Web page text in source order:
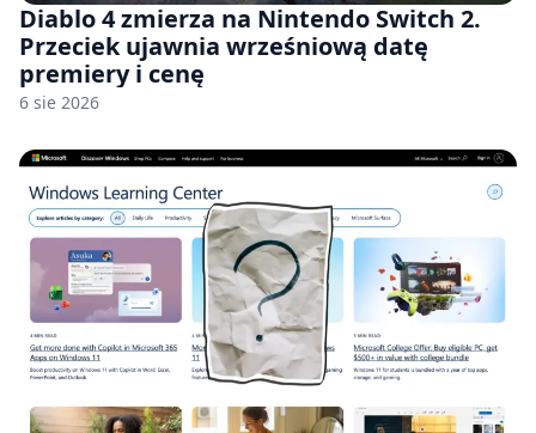
Diablo 4 zmierza na Nintendo Switch 2.
Przeciek ujawnia wrześniową datę
premiery i cenę
6 sie 2026